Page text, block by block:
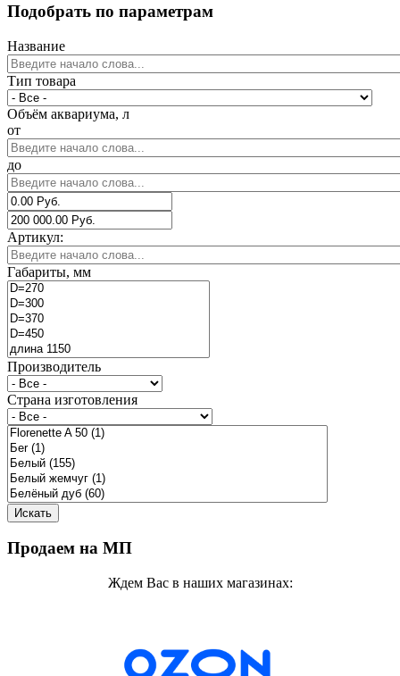
Подобрать по параметрам
Название
Тип товара
Объём аквариума, л
от
до
Артикул:
Габариты, мм
Производитель
Страна изготовления
Продаем на МП
Ждем Вас в наших магазинах: